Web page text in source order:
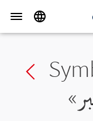
Previous
« ﱪ